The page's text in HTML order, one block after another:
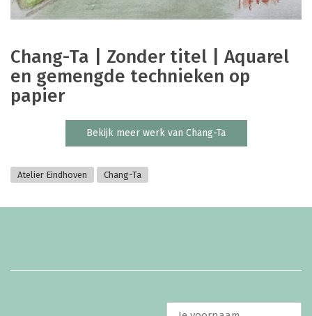
Chang-Ta | Zonder titel | Aquarel
en gemengde technieken op
papier
Bekijk meer werk van Chang-Ta
Atelier Eindhoven Chang-Ta